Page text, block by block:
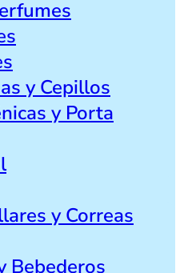
y Cepillos
y Porta
y Correas
Bebederos